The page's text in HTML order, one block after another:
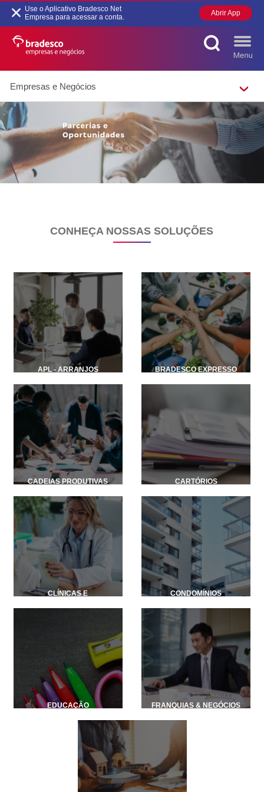
Empresas e Negócios
MAIS BUSCADOS
SUAS BUSCAS
RECENTES
CONHEÇA NOSSAS SOLUÇÕES
APL - ARRANJOS
BRADESCO EXPRESSO
CADEIAS PRODUTIVAS CARTÓRIOS
CLÍNICAS E
CONDOMÍNIOS
EDUCAÇÃO FRANQUIAS & NEGÓCIOS
Use o Aplicativo Bradesco Net
Empresa para acessar a conta.
Abrir App